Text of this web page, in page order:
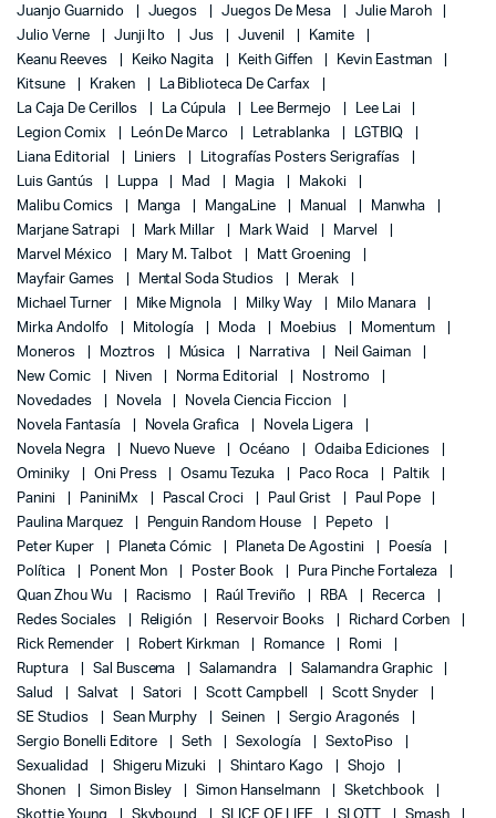
Juanjo Guarnido
Juegos Juegos De Mesa
Julie Maroh
Julio Verne
Junji Ito Jus Juvenil
Kamite
Keanu Reeves
Keiko Nagita Keith Giffen
Kevin Eastman
Kitsune
Kraken
La Biblioteca De Carfax
La Caja De Cerillos
La Cúpula Lee Bermejo
Lee Lai
Legion Comix
León De Marco Letrablanka
LGTBIQ
Liana Editorial
Liniers
Litografías Posters Serigrafías
Luis Gantús
Luppa Mad Magia
Makoki
Malibu Comics
Manga MangaLine Manual
Manwha
Marjane Satrapi
Mark Millar Mark Waid
Marvel
Marvel México
Mary M. Talbot
Matt Groening
Mayfair Games
Mental Soda Studios
Merak
Michael Turner
Mike Mignola Milky Way
Milo Manara
Mirka Andolfo
Mitología Moda Moebius
Momentum
Moneros
Moztros Música Narrativa
Neil Gaiman
New Comic
Niven Norma Editorial
Nostromo
Novedades
Novela
Novela Ciencia Ficcion
Novela Fantasía
Novela Grafica
Novela Ligera
Novela Negra
Nuevo Nueve Océano
Odaiba Ediciones
Ominiky
Oni Press Osamu Tezuka Paco Roca
Paltik
Panini
PaniniMx Pascal Croci Paul Grist
Paul Pope
Paulina Marquez
Penguin Random House
Pepeto
Peter Kuper
Planeta Cómic Planeta De Agostini
Poesía
Política
Ponent Mon Poster Book
Pura Pinche Fortaleza
Quan Zhou Wu
Racismo Raúl Treviño RBA
Recerca
Redes Sociales
Religión Reservoir Books
Richard Corben
Rick Remender
Robert Kirkman Romance
Romi
Ruptura
Sal Buscema Salamandra
Salamandra Graphic
Salud
Salvat Satori Scott Campbell
Scott Snyder
SE Studios
Sean Murphy Seinen
Sergio Aragonés
Sergio Bonelli Editore
Seth Sexología
SextoPiso
Sexualidad
Shigeru Mizuki Shintaro Kago
Shojo
Shonen
Simon Bisley Simon Hanselmann
Sketchbook